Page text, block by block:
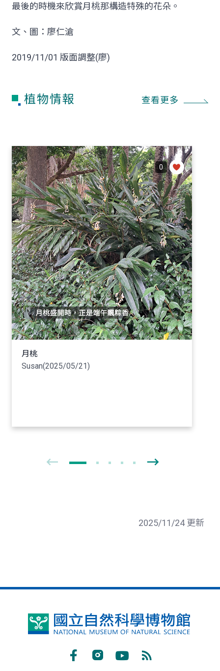
最後的時機來欣賞月桃那構造特殊的花朵。
文、圖：廖仁滄
2019/11/01 版面調整(廖)
植物情報 查看更多
0
月桃
Susan(2025/05/21)
2025/11/24 更新
國